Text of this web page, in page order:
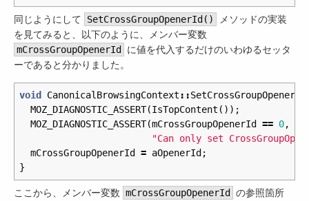
同じようにして SetCrossGroupOpenerId()
メソッドの実装
を見てみると、以下のように、メンバー変数
mCrossGroupOpenerId
に値を代入するだけのいわゆるセッタ
ーであると分かりました。
void CanonicalBrowsingContext ::SetCrossGroupOpenerId
MOZ_DIAGNOSTIC_ASSERT(IsTopContent ());
MOZ_DIAGNOSTIC_ASSERT(mCrossGroupOpenerId == 0,
"Can only set
mCrossGroupOpenerId
= aOpenerId ;
}
ここから、メンバー変数 mCrossGroupOpenerId
の参照箇所